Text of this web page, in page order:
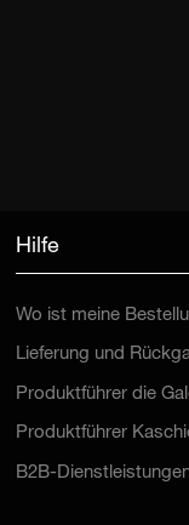
Hilfe
Wo ist meine
Lieferung und
Produktführer die
Produktführer
B2B-